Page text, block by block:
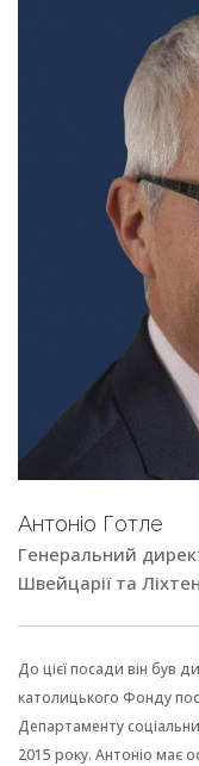
Антоніо Готле
Генеральний
Швейцарії та
До цієї посади він був
католицького Фонду
Департаменту
2015 року. Антоніо має